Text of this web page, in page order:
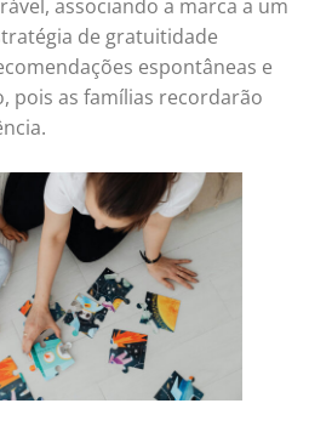
associando a marca a um
de gratuitidade
espontâneas e
pois as famílias recordarão